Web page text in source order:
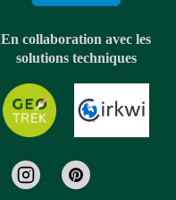
En collaboration avec les
solutions techniques